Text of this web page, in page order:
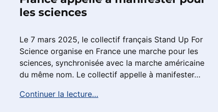
les sciences
Le 7 mars 2025, le collectif français Stand Up For
Science organise en France une marche pour les
sciences, synchronisée avec la marche américaine
du même nom. Le collectif appelle à manifester…
Continuer la lecture…